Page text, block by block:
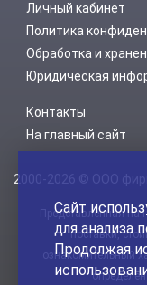
Личный кабинет
Политика
Обработка и
Юридическая
Контакты
На главный сайт
2000-2026 © ООО
Представленная на
поставки,
ознакомительный
Сайт
для анализа
Продолжая